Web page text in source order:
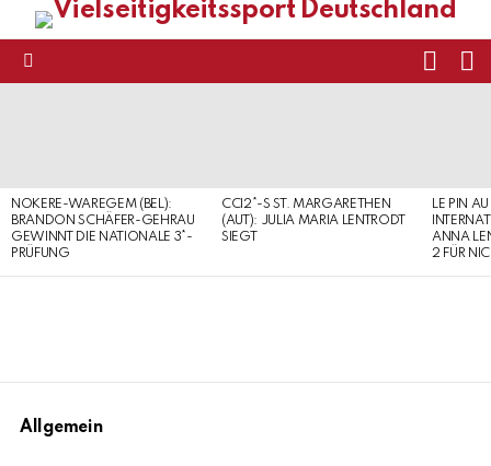
NOKERE-WAREGEM (BEL):
BRANDON SCHÄFER-GEHRAU
GEWINNT DIE NATIONALE 3*-
PRÜFUNG
CCI2*-S ST. MARGARETHEN
(AUT): JULIA MARIA LENTRODT
SIEGT
LE PIN
ANNA
2 FÜR
Allgemein